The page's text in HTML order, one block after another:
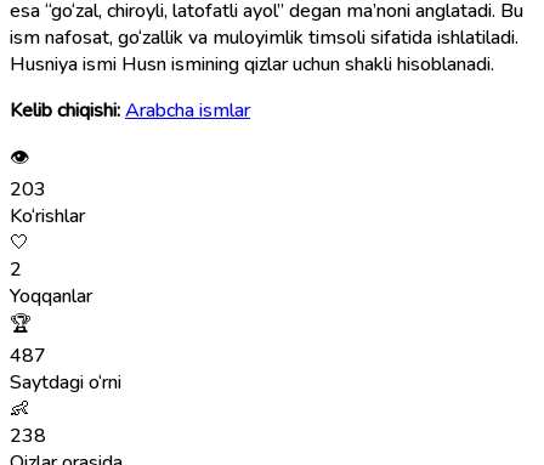
esa “go‘zal, chiroyli, latofatli ayol” degan ma’noni anglatadi. Bu
ism nafosat, go‘zallik va muloyimlik timsoli sifatida ishlatiladi.
Husniya ismi Husn ismining qizlar uchun shakli hisoblanadi.
Kelib chiqishi:Arabcha ismlar
👁
203
Ko‘rishlar
🤍
2
Yoqqanlar
🏆
487
Saytdagi o‘rni
👶
238